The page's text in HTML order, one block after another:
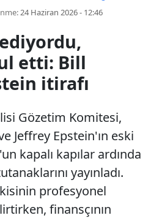
24 Haziran 2026 - 12:46
etti: Bill
itirafı
Gözetim Komitesi,
Jeffrey Epstein'ın eski
kapalı kapılar ardında
yayınladı.
profesyonel
finansçının